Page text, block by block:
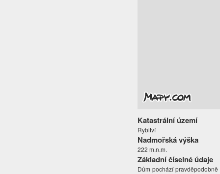
Katastrální území
Rybitví
Nadmořská výška
222 m.n.m.
Základní číselné údaje
Dům pochází